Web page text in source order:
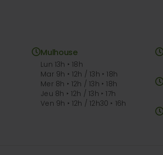
Mulhouse
Lun 13h ‣ 18h
Mar 9h ‣ 12h / 13h ‣ 18h
Mer 8h ‣ 12h / 13h ‣ 18h
Jeu 8h ‣ 12h / 13h ‣ 17h
Ven 9h ‣ 12h / 12h30 ‣ 16h